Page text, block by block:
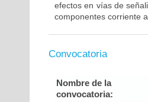
efectos en vías de
componentes corriente
Convocatoria
Nombre de la
convocatoria: